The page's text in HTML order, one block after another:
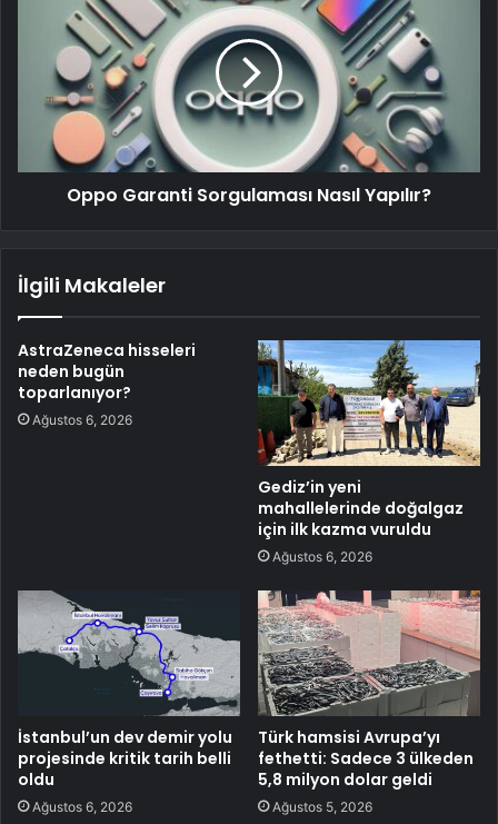
Oppo Garanti Sorgulaması Nasıl Yapılır?
İlgili Makaleler
AstraZeneca hisseleri
neden bugün
toparlanıyor?
Ağustos 6, 2026
Gediz’in yeni
mahallelerinde doğalgaz
için ilk kazma vuruldu
Ağustos 6, 2026
İstanbul’un dev demir yolu
projesinde kritik tarih belli
oldu
Ağustos 6, 2026
Türk hamsisi Avrupa’yı
fethetti: Sadece 3 ülkeden
5,8 milyon dolar geldi
Ağustos 5, 2026